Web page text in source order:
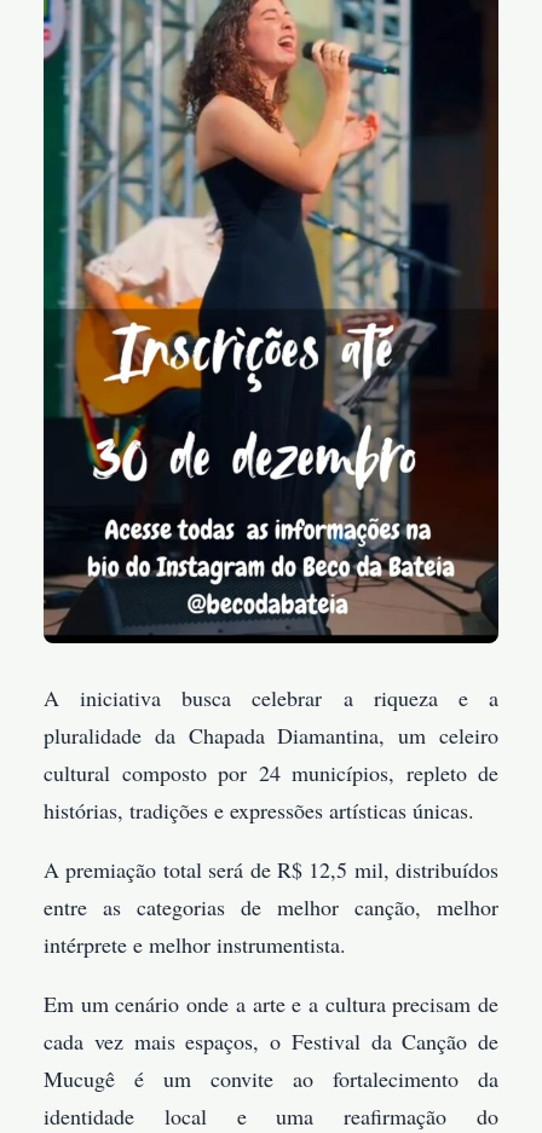
A iniciativa busca celebrar a riqueza e a
pluralidade da Chapada Diamantina, um celeiro
cultural composto por 24 municípios, repleto de
histórias, tradições e expressões artísticas únicas.
A premiação total será de R$ 12,5 mil, distribuídos
entre as categorias de melhor canção, melhor
intérprete e melhor instrumentista.
Em um cenário onde a arte e a cultura precisam de
cada vez mais espaços, o Festival da Canção de
Mucugê é um convite ao fortalecimento da
identidade local e uma reafirmação do